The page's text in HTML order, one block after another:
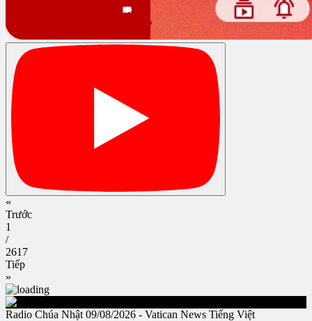
«
Trước
1
/
2617
Tiếp
»
Radio Chúa Nhật 09/08/2026 - Vatican News Tiếng Việt